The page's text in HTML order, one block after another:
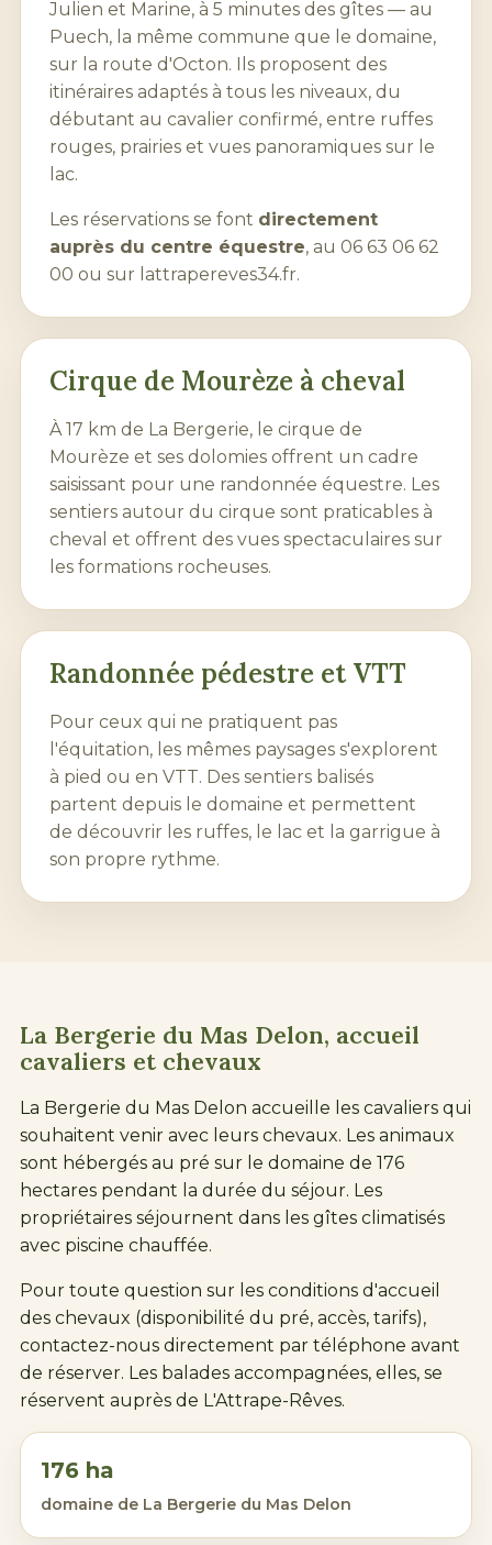
Julien et Marine, à 5 minutes des gîtes — au
Puech, la même commune que le domaine,
sur la route d'Octon. Ils proposent des
itinéraires adaptés à tous les niveaux, du
débutant au cavalier confirmé, entre ruffes
rouges, prairies et vues panoramiques sur le
lac.
Les réservations se font directement
auprès du centre équestre, au 06 63 06 62
00 ou sur lattrapereves34.fr.
Cirque de Mourèze à cheval
À 17 km de La Bergerie, le cirque de
Mourèze et ses dolomies offrent un cadre
saisissant pour une randonnée équestre. Les
sentiers autour du cirque sont praticables à
cheval et offrent des vues spectaculaires sur
les formations rocheuses.
Randonnée pédestre et VTT
Pour ceux qui ne pratiquent pas
l'équitation, les mêmes paysages s'explorent
à pied ou en VTT. Des sentiers balisés
partent depuis le domaine et permettent
de découvrir les ruffes, le lac et la garrigue à
son propre rythme.
La Bergerie du Mas Delon, accueil
cavaliers et chevaux
La Bergerie du Mas Delon accueille les cavaliers qui
souhaitent venir avec leurs chevaux. Les animaux
sont hébergés au pré sur le domaine de 176
hectares pendant la durée du séjour. Les
propriétaires séjournent dans les gîtes climatisés
avec piscine chauffée.
Pour toute question sur les conditions d'accueil
des chevaux (disponibilité du pré, accès, tarifs),
contactez-nous directement par téléphone avant
de réserver. Les balades accompagnées, elles, se
réservent auprès de L'Attrape-Rêves.
176 ha
domaine de La Bergerie du Mas Delon